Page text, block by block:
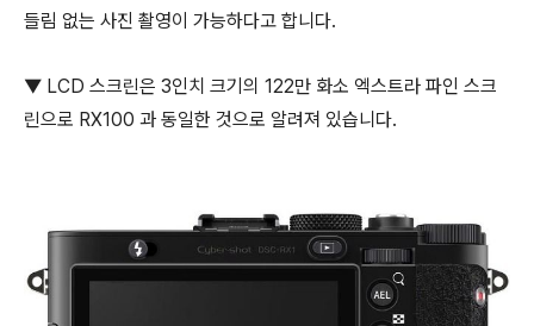
들림 없는 사진 촬영이 가능하다고 합니다.
▼ LCD 스크린은 3인치 크기의 122만 화소 엑스트라 파인 스크
린으로 RX100 과 동일한 것으로 알려져 있습니다.